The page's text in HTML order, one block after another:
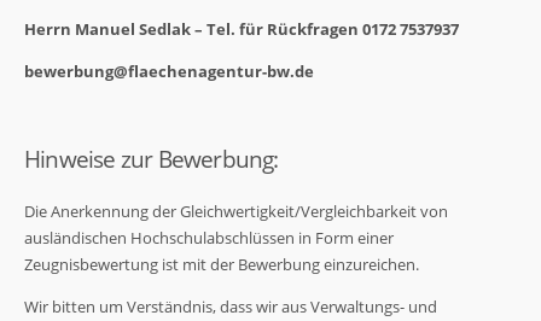
Herrn Manuel Sedlak – Tel. für Rückfragen 0172 7537937
bewerbung@flaechenagentur-bw.de
Hinweise zur Bewerbung:
Die Anerkennung der Gleichwertigkeit/Vergleichbarkeit von
ausländischen Hochschulabschlüssen in Form einer
Zeugnisbewertung ist mit der Bewerbung einzureichen.
Wir bitten um Verständnis, dass wir aus Verwaltungs- und